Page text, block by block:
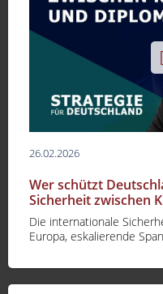
26.02.2026
Wer schützt
Sicherheit zwischen
Die internationale
Europa, eskalierende